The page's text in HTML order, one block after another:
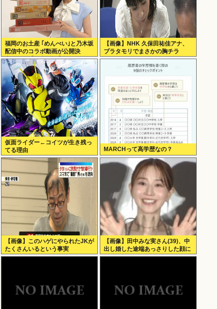
福岡のお土産 ｢めんべい｣と乃木坂
配信中のコラボ動画が公開決
定！！！【乃木坂46】
【画像】NHK 久保田祐佳アナ、
ブラタモリでまさかの胸チラ
仮面ライダー←コイツが生き残っ
てる理由
MARCHって高学歴なの？
【画像】このハゲにやられたJKが
たくさんいるという事実
【画像】田中みな実さん(39)、中
出し婚した途端あっさりした顔に
なる